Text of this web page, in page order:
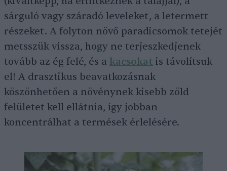
sárguló vagy száradó leveleket, a letermett
részeket. A folyton növő paradicsomok tetejét
metsszük vissza, hogy ne terjeszkedjenek
tovább az ég felé, és a kacsokat is távolítsuk
el! A drasztikus beavatkozásnak
köszönhetően a növénynek kisebb zöld
felületet kell ellátnia, így jobban
koncentrálhat a termések érlelésére.